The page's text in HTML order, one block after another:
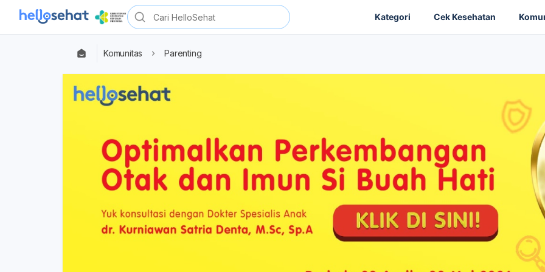
Kategori Cek Kesehatan
Komunitas Parenting